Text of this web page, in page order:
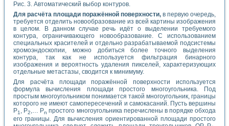
Рис. 3. Автоматический выбор контуров.
Для расчёта площади поражённой поверхности, в первую очередь,
требуется отделить новообразование из всей картины изображения
в целом. В данном случае речь идёт о выделении требуемого
контура, ограничивающего новообразование. С использованием
специальных красителей и отдельно разрабатываемой подсистемы
хромоэндоскопии, можно добиться более точного выделения
контура, так как не используется фильтрация бинарного
изображения и вероятность удаления пикселей, характеризующих
отдельные метастазы, сводится к минимуму.
Для расчёта площади поражённой поверхности используется
формула вычисления площади простого многоугольника. Под
простым многоугольником понимается такой многоугольник, границы
которого не имеют самопересечений и самокасаний. Пусть вершины
P1, P2,… Pn простого многоугольника перечислены в порядке обхода
его границы. Для вычисления ориентированной площади простого